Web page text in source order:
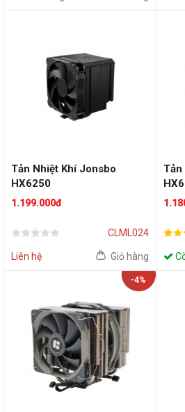
Tản Nhiệt Khí Jonsbo
HX6250
1.199.000đ
CLML024
Liên hệ Giỏ hàng
-4%